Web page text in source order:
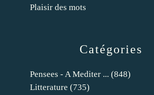
Catégories
Pensees - A Mediter ... (848)
Litterature (735)
Plaisir des mots